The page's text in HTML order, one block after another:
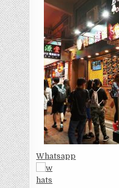
Whatsapp